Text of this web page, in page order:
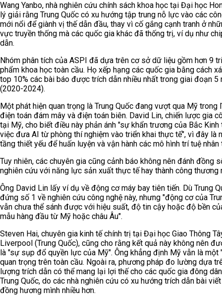
Wang Yanbo, nhà nghiên cứu chính sách khoa học tại Đại học
lý giải rằng Trung Quốc có xu hướng tập trung nỗ lực vào các
mới nổi để giành vị thế dẫn đầu, thay vì cố gắng cạnh tranh ở
vực truyền thống mà các quốc gia khác đã thống trị, ví dụ như
dẫn.
Nhóm phân tích của ASPI đã dựa trên cơ sở dữ liệu gồm hơn 9
phẩm khoa học toàn cầu. Họ xếp hạng các quốc gia bằng cách
top 10% các bài báo được trích dẫn nhiều nhất trong giai đoạn 5
(2020-2024).
Một phát hiện quan trọng là Trung Quốc đang vượt qua Mỹ trong
điện toán đám mây và điện toán biên. David Lin, chiến lược gia
tại Mỹ, cho biết điều này phản ánh "sự khẩn trương của Bắc Kinh
việc đưa AI từ phòng thí nghiệm vào triển khai thực tế", vì đây là
tầng thiết yếu để huấn luyện và vận hành các mô hình trí tuệ nhân
Tuy nhiên, các chuyên gia cũng cảnh báo không nên đánh đồng
nghiên cứu với năng lực sản xuất thực tế hay thành công thương
Ông David Lin lấy ví dụ về động cơ máy bay tiên tiến. Dù Trung
đứng số 1 về nghiên cứu công nghệ này, nhưng "động cơ của
vẫn chưa thể sánh được với hiệu suất, độ tin cậy hoặc độ bền
mẫu hàng đầu từ Mỹ hoặc châu Âu".
Steven Hai, chuyên gia kinh tế chính trị tại Đại học Giao Thông
Liverpool (Trung Quốc), cũng cho rằng kết quả này không nên
là "sự sụp đổ quyền lực của Mỹ". Ông khẳng định Mỹ vẫn là một
quan trọng trên toàn cầu. Ngoài ra, phương pháp đo lường dựa
lượng trích dẫn có thể mang lại lợi thế cho các quốc gia đông
Trung Quốc, do các nhà nghiên cứu có xu hướng trích dẫn bài
đồng hương mình nhiều hơn.